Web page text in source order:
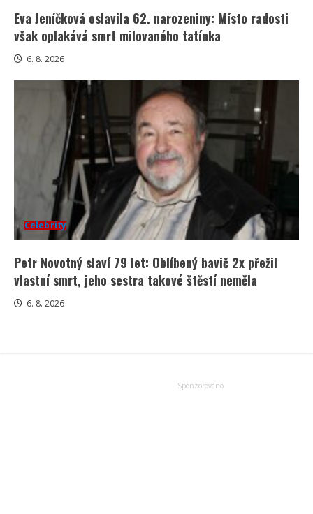
Eva Jeníčková oslavila 62. narozeniny: Místo radosti
však oplakává smrt milovaného tatínka
6. 8. 2026
Celebrity
Petr Novotný slaví 79 let: Oblíbený bavič 2x přežil
vlastní smrt, jeho sestra takové štěstí neměla
6. 8. 2026